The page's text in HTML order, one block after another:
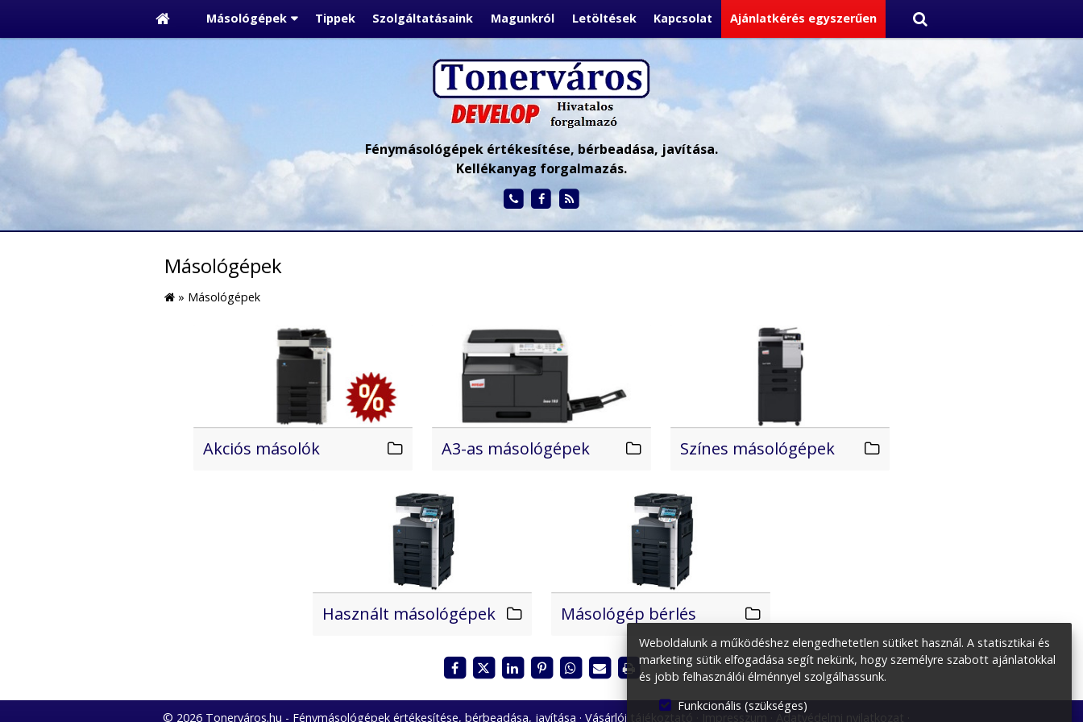
Másológépek Tippek Szolgáltatásaink Magunkról Letöltések Kapcsolat Ajánlatkérés egyszerűen
Fénymásológépek értékesítése, bérbeadása, javítása.
Kellékanyag forgalmazás.
Másológépek
» Másológépek
Akciós másolók A3-as másológépek Színes másológépek
Használt másológépek Másológép bérlés
© 2026 Tonerváros.hu - Fénymásológépek értékesítése, bérbeadása, javítása Vásárlói tájékoztató Impresszum Adatvédelmi nyilatkozat
Weboldalunk a működéshez elengedhetetlen sütiket használ. A statisztikai és
marketing sütik elfogadása segít nekünk, hogy személyre szabott ajánlatokkal
és jobb felhasználói élménnyel szolgálhassunk.
Funkcionális (szükséges)